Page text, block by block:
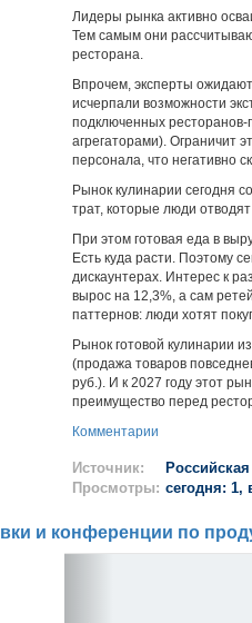
Лидеры рынка активно
Тем самым они
ресторана.
Впрочем, эксперты
исчерпали возможности
подключенных ресторанов-
агрегаторами). Ограничит
персонала, что негативно
Рынок кулинарии сегодня
трат, которые люди
При этом готовая еда в
Есть куда расти. Поэтому
дискаунтерах. Интерес к
вырос на 12,3%, а сам
паттернов: люди хотят
Рынок готовой кулинарии
(продажа товаров
руб.). И к 2027 году этот
преимущество перед
Комментарии
Источник:
Российская
Просмотры: сегодня: 1,
и конференции по